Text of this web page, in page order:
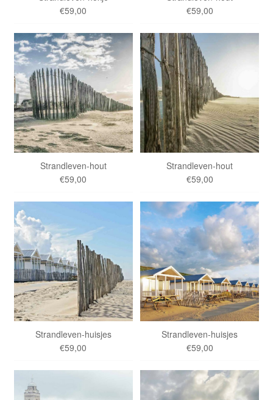
€59,00
€59,00
Strandleven-hout
€59,00
Strandleven-hout
€59,00
Strandleven-huisjes
€59,00
Strandleven-huisjes
€59,00